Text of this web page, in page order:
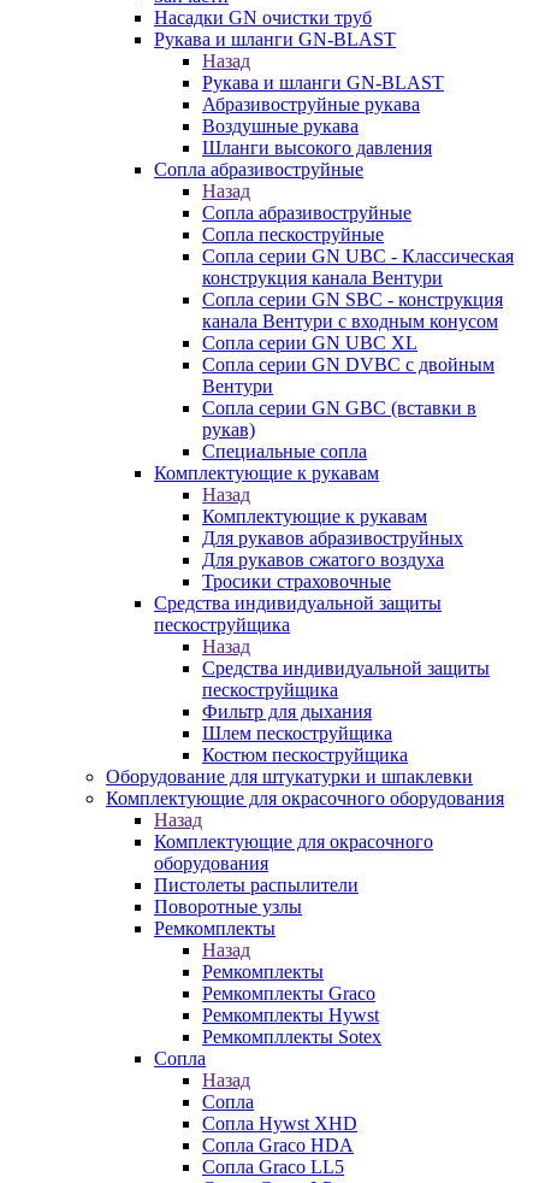
Насадки GN очистки труб
Рукава и шланги GN-BLAST
Назад
Рукава и шланги GN-BLAST
Абразивоструйные рукава
Воздушные рукава
Шланги высокого давления
Сопла абразивоструйные
Назад
Сопла абразивоструйные
Сопла пескоструйные
Сопла серии GN UBC - Классическая
конструкция канала Вентури
Сопла серии GN SBC - конструкция
канала Вентури c входным конусом
Сопла серии GN UBC XL
Сопла серии GN DVBC с двойным
Вентури
Сопла серии GN GBC (вставки в
рукав)
Специальные сопла
Комплектующие к рукавам
Назад
Комплектующие к рукавам
Для рукавов абразивоструйных
Для рукавов сжатого воздуха
Тросики страховочные
Средства индивидуальной защиты
пескоструйщика
Назад
Средства индивидуальной защиты
пескоструйщика
Фильтр для дыхания
Шлем пескоструйщика
Костюм пескоструйщика
Оборудование для штукатурки и шпаклевки
Комплектующие для окрасочного оборудования
Назад
Комплектующие для окрасочного
оборудования
Пистолеты распылители
Поворотные узлы
Ремкомплекты
Назад
Ремкомплекты
Ремкомплекты Graco
Ремкомплекты Hywst
Ремкомпллекты Sotex
Сопла
Назад
Сопла
Сопла Hywst XHD
Сопла Graco HDA
Сопла Graco LL5